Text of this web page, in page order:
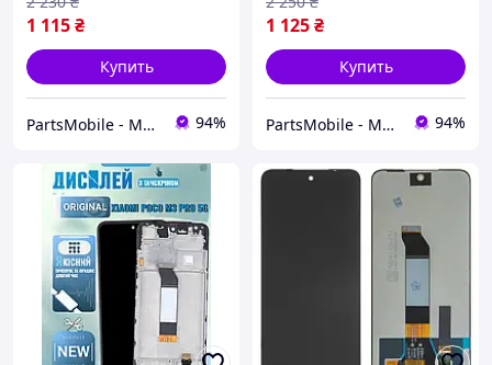
1 115₴
Купить
PartsMobile - Магазин запчастин (телефони, планшети, ноутбуки) 94%
1 125₴
Купить
PartsMobile - Магазин запчастин (телефони, планшети, ноутбуки) 94%